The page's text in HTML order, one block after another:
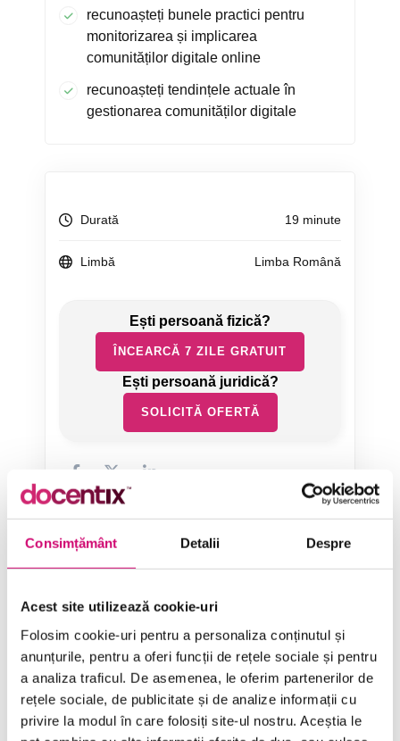
Consimțământ Detalii Despre
Acest site utilizează cookie-uri
Folosim cookie-uri pentru a personaliza conținutul și
anunțurile, pentru a oferi funcții de rețele sociale și pentru
a analiza traficul. De asemenea, le oferim partenerilor de
rețele sociale, de publicitate și de analize informații cu
privire la modul în care folosiți site-ul nostru. Aceștia le
recunoașteți bunele practici pentru
monitorizarea și implicarea
comunităților digitale online
recunoașteți tendințele actuale în
gestionarea comunităților digitale
Durată 19 minute
Limbă Limba Română
ÎNCEARCĂ 7 ZILE GRATUIT
SOLICITĂ OFERTĂ
Categorii de Cursuri
Comunicare
Dezvoltare personală și profesională
Finanțe